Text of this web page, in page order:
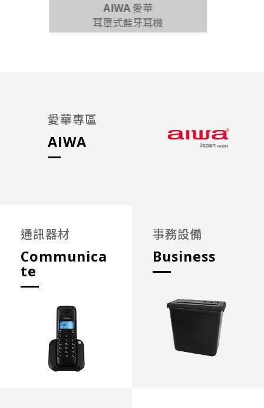
AIWA 愛華
耳罩式藍牙耳機
愛華專區
AIWA
通訊器材
Communica
te
事務設備
Business